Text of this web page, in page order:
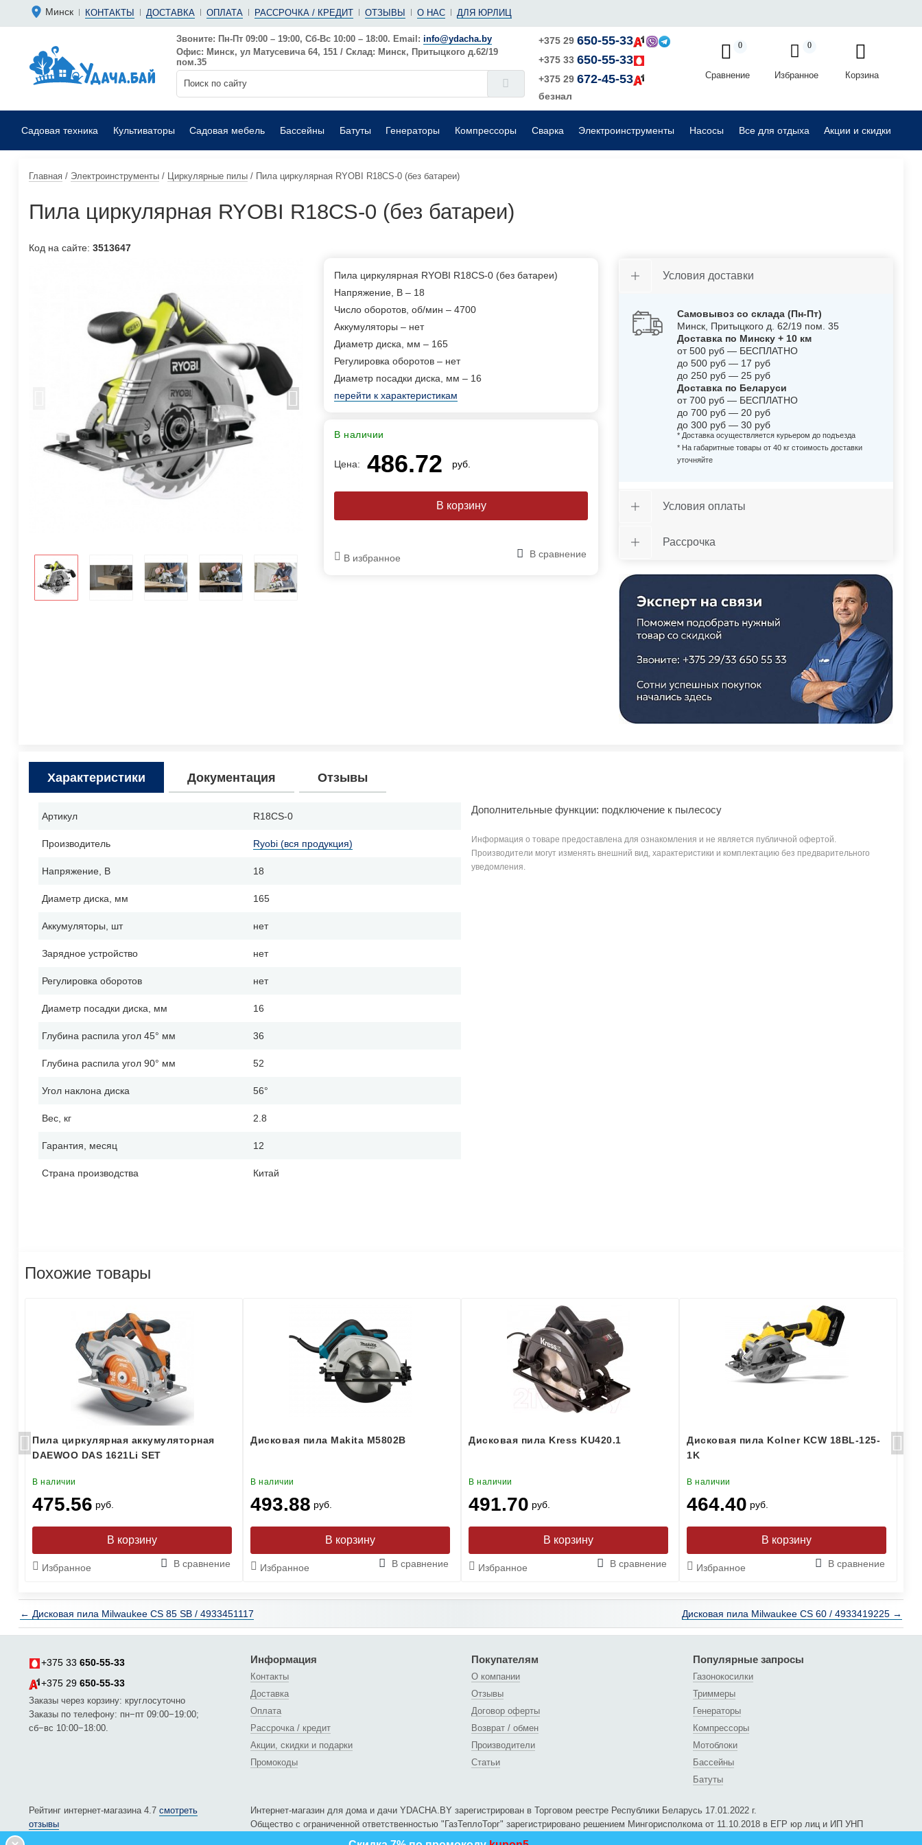
Минск КОНТАКТЫ ДОСТАВКА ОПЛАТА РАССРОЧКА / КРЕДИТ ОТЗЫВЫ О НАС ДЛЯ ЮРЛИЦ
Звоните: Пн-Пт 09:00 – 19:00, Сб-Вс 10:00 – 18:00. Email: info@ydacha.by
Офис: Минск, ул Матусевича 64, 151 / Склад: Минск, Притыцкого д.62/19
пом.35
+375 29 650-55-33
+375 33 650-55-33
+375 29 672-45-53
безнал
0
Сравнение
0
Избранное Корзина
Садовая техника
Аккумуляторные
Садовые воздуходувки
Бензиновые
Мойки высокого давления
Электрические
Садовые измельчители
Комплектующие для садовой техники
Культиваторы Садовая мебель Бассейны Батуты Генераторы Компрессоры Сварка Электроинструменты
Болгарки (ушм)
Шлифовальные машины
Насосы
Мотопомпы
Поверхностные
Все для отдыха Акции и скидки
Главная / Электроинструменты / Циркулярные пилы / Пила циркулярная RYOBI R18CS-0 (без батареи)
Пила циркулярная RYOBI R18CS-0 (без батареи)
Код на сайте: 3513647
Пила циркулярная RYOBI R18CS-0 (без батареи)
Напряжение, В – 18
Число оборотов, об/мин – 4700
Аккумуляторы – нет
Диаметр диска, мм – 165
Регулировка оборотов – нет
Диаметр посадки диска, мм – 16
перейти к характеристикам
В наличии
Цена: 486.72 руб.
В избранное В сравнение
Условия доставки
Самовывоз со склада (Пн-Пт)
Минск, Притыцкого д. 62/19 пом. 35
Доставка по Минску + 10 км
от 500 руб — БЕСПЛАТНО
до 500 руб — 17 руб
до 250 руб — 25 руб
Доставка по Беларуси
от 700 руб — БЕСПЛАТНО
до 700 руб — 20 руб
до 300 руб — 30 руб
* Доставка осуществляется курьером до подъезда
* На габаритные товары от 40 кг стоимость доставки
уточняйте
Условия оплаты
Рассрочка
Характеристики Документация Отзывы
Артикул R18CS-0
Производитель Ryobi (вся продукция)
Напряжение, В 18
Диаметр диска, мм 165
Аккумуляторы, шт нет
Зарядное устройство нет
Регулировка оборотов нет
Диаметр посадки диска, мм 16
Глубина распила угол 45° мм 36
Глубина распила угол 90° мм 52
Угол наклона диска 56°
Вес, кг 2.8
Гарантия, месяц 12
Страна производства Китай
Дополнительные функции: подключение к пылесосу
Информация о товаре предоставлена для ознакомления и не является публичной офертой.
Производители могут изменять внешний вид, характеристики и комплектацию без предварительного
уведомления.
Похожие товары
Пила циркулярная аккумуляторная
DAEWOO DAS 1621Li SET
В наличии
475.56 руб.
Избранное В сравнение
Дисковая пила Makita M5802B
В наличии
493.88 руб.
Избранное В сравнение
Дисковая пила Kress KU420.1
В наличии
491.70 руб.
Избранное В сравнение
Дисковая пила Kolner KCW 18BL-125-
1K
В наличии
464.40 руб.
Избранное В сравнение
← Дисковая пила Milwaukee CS 85 SB / 4933451117 Дисковая пила Milwaukee CS 60 / 4933419225 →
+375 33 650-55-33
+375 29 650-55-33
Заказы через корзину: круглосуточно
Заказы по телефону: пн−пт 09:00−19:00;
сб−вс 10:00−18:00.
Информация
Контакты
Доставка
Оплата
Рассрочка / кредит
Акции, скидки и подарки
Промокоды
Покупателям
О компании
Отзывы
Договор оферты
Возврат / обмен
Производители
Статьи
Популярные запросы
Газонокосилки
Триммеры
Генераторы
Компрессоры
Мотоблоки
Бассейны
Батуты
Рейтинг интернет-магазина 4.7 смотреть
отзывы
Интернет-магазин для дома и дачи YDACHA.BY зарегистрирован в Торговом реестре Республики Беларусь 17.01.2022 г.
Общество с ограниченной ответственностью "ГазТеплоТорг" зарегистрировано решением Мингорисполкома от 11.10.2018 в ЕГР юр лиц и ИП УНП